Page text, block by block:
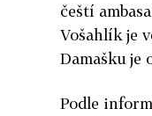
čeští
Vošahlík je
Damašku je
Podle